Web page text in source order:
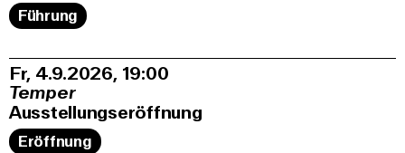
Führung
Fr, 4.9.2026 19:00
Temper
Ausstellungseröffnung
Eröffnung